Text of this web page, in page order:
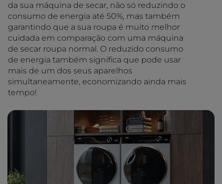
da sua máquina de secar, não só reduzindo o
consumo de energia até 50%, mas também
garantindo que a sua roupa é muito melhor
cuidada em comparação com uma máquina
de secar roupa normal. O reduzido consumo
de energia também significa que pode usar
mais de um dos seus aparelhos
simultaneamente, economizando ainda mais
tempo!